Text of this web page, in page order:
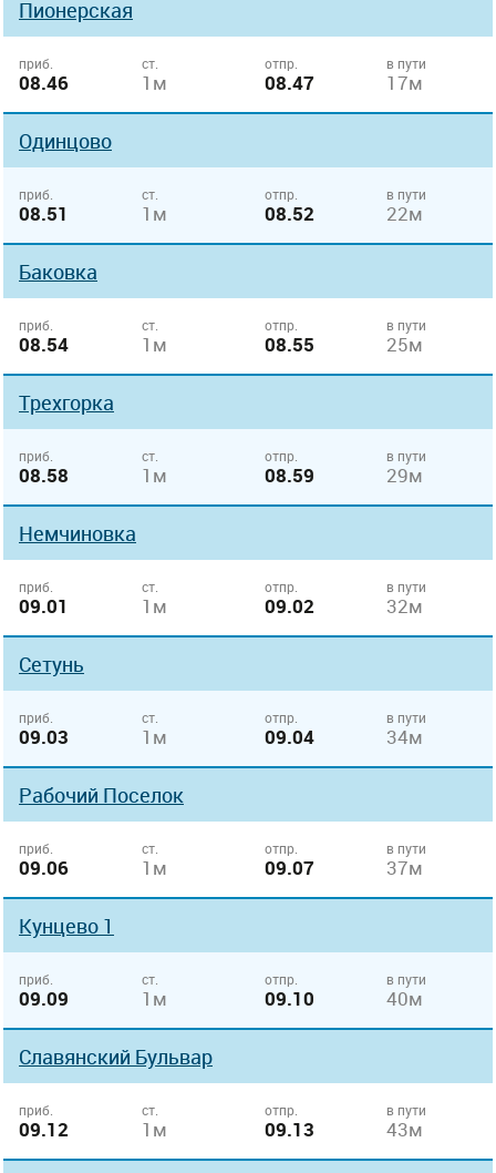
Пионерская
приб.
08.46
ст.
1м
отпр.
08.47
в пути
17м
Одинцово
приб.
08.51
ст.
1м
отпр.
08.52
в пути
22м
Баковка
приб.
08.54
ст.
1м
отпр.
08.55
в пути
25м
Трехгорка
приб.
08.58
ст.
1м
отпр.
08.59
в пути
29м
Немчиновка
приб.
09.01
ст.
1м
отпр.
09.02
в пути
32м
Сетунь
приб.
09.03
ст.
1м
отпр.
09.04
в пути
34м
Рабочий Поселок
приб.
09.06
ст.
1м
отпр.
09.07
в пути
37м
Кунцево 1
приб.
09.09
ст.
1м
отпр.
09.10
в пути
40м
Славянский Бульвар
приб.
09.12
ст.
1м
отпр.
09.13
в пути
43м